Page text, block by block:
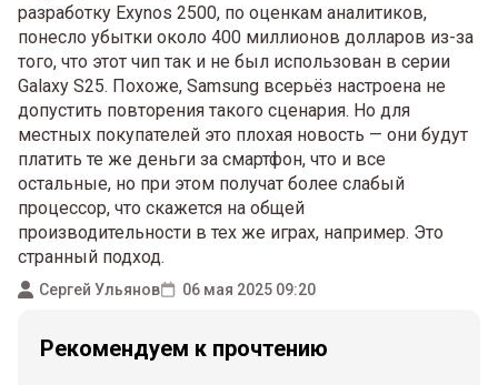
разработку Exynos 2500, по оценкам аналитиков,
понесло убытки около 400 миллионов долларов из-за
того, что этот чип так и не был использован в серии
Galaxy S25. Похоже, Samsung всерьёз настроена не
допустить повторения такого сценария. Но для
местных покупателей это плохая новость — они будут
платить те же деньги за смартфон, что и все
остальные, но при этом получат более слабый
процессор, что скажется на общей
производительности в тех же играх, например. Это
странный подход.
Сергей Ульянов 06 мая 2025 09:20
Рекомендуем к прочтению